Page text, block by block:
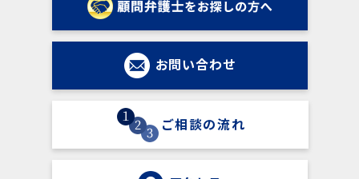
お問い合わせ
ご相談の流れ